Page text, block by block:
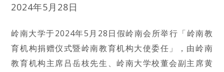
2024年5月28日
岭南大学于2024年5月28日假岭南会所举行「岭南教
育机构捐赠仪式暨岭南教育机构大使委任」，由岭南
教育机构主席吕岳枝先生、岭南大学校董会副主席黄